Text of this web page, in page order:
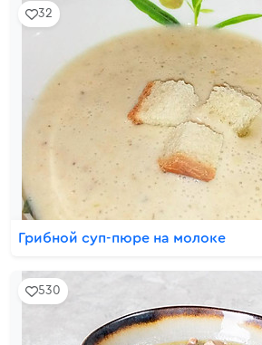
32
Грибной суп-пюре на молоке
530